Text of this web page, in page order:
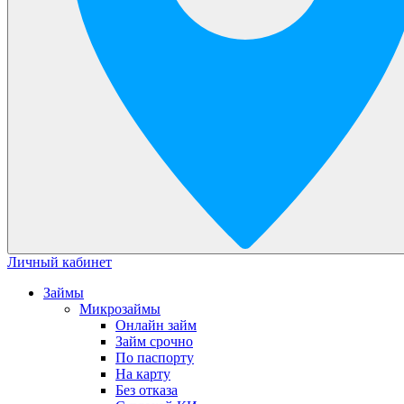
Личный кабинет
Займы
Микрозаймы
Онлайн займ
Займ срочно
По паспорту
На карту
Без отказа